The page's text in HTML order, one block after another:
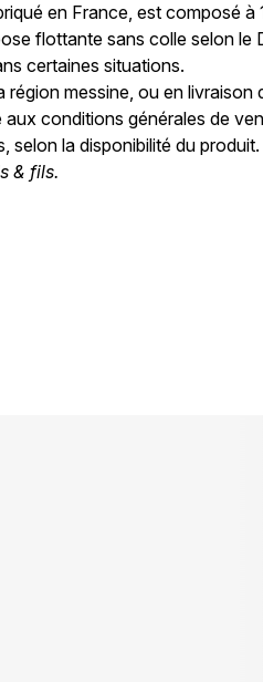
en France, est composé
flottante sans colle selon le
certaines situations.
messine, ou en
aux conditions générales de
selon la disponibilité du produit.
& fils.